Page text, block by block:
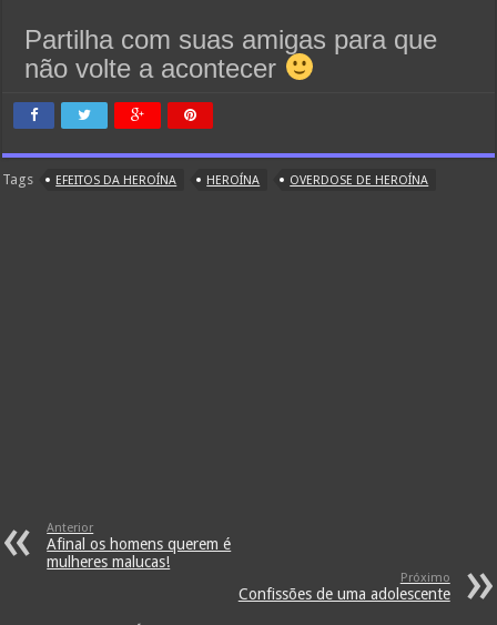
Partilha com suas amigas para que
não volte a acontecer
Tags EFEITOS DA HEROÍNA HEROÍNA OVERDOSE DE HEROÍNA
Anterior
Afinal os homens querem é
mulheres malucas!
Próximo
Confissões de uma adolescente